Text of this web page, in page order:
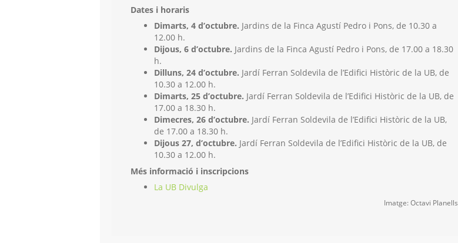
Dates i horaris
Dimarts, 4 d’octubre. Jardins de la Finca Agustí Pedro i Pons, de 10.30 a
12.00 h.
Dijous, 6 d’octubre. Jardins de la Finca Agustí Pedro i Pons, de 17.00 a 18.30
h.
Dilluns, 24 d’octubre. Jardí Ferran Soldevila de l’Edifici Històric de la UB, de
10.30 a 12.00 h.
Dimarts, 25 d’octubre. Jardí Ferran Soldevila de l’Edifici Històric de la UB, de
17.00 a 18.30 h.
Dimecres, 26 d’octubre. Jardí Ferran Soldevila de l’Edifici Històric de la UB,
de 17.00 a 18.30 h.
Dijous 27, d’octubre. Jardí Ferran Soldevila de l’Edifici Històric de la UB, de
10.30 a 12.00 h.
Més informació i inscripcions
La UB Divulga
Imatge: Octavi Planells